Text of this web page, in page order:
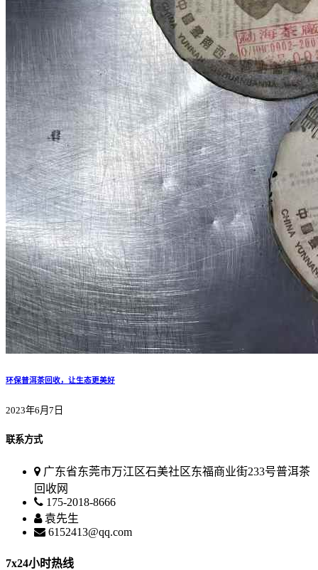
环保普洱茶回收，让生态更美好
2023年6月7日
联系方式
广东省东莞市万江区石美社区东福商业街233号普洱茶
回收网
175-2018-8666
袁先生
6152413@qq.com
7x24小时热线